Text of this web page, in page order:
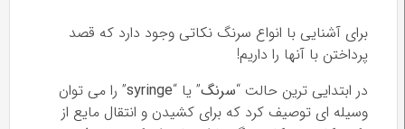
لوازم
پزشکی
برای آشنایی با انواع سرنگ نکاتی وجود دارد که قصد
پرداختن با آنها را داریم!
در ابتدایی ترین حالت “سرنگ” یا “syringe” را می توان
وسیله ای توصیف کرد که برای کشیدن و انتقال مایع از